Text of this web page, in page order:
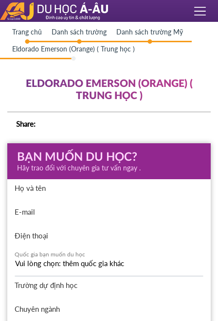
Trang chủ Danh sách trường Danh sách trường Mỹ
Eldorado Emerson (Orange) ( Trung học )
ELDORADO EMERSON (ORANGE) (
TRUNG HỌC )
Share:
BẠN MUỐN DU HỌC?
Hãy trao đổi với chuyên gia tư vấn ngay .
Họ và tên
E-mail
Điện thoại
Quốc gia bạn muốn du học
Trường dự định học
Chuyên ngành